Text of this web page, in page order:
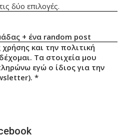
δύο επιλογές.
+ ένα random post
και την πολιτική
Τα στοιχεία μου
εγώ ο ίδιος για την
*